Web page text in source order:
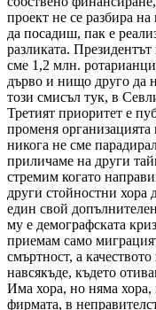
проект не се разбира
да посадиш, пак е
разликата.
сме 1,2 млн.
дърво и нищо друго да
този смисъл тук, в
Третият приоритет е
променя
никога не сме
приличаме на други
стремим когато
други стойностни хора
един свой
му е демографската
приемам само
смъртност, а
навсякъде, където
Има хора, но няма хора,
фирмата, в